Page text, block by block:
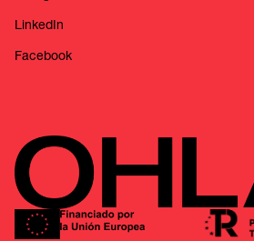
LinkedIn
Facebook